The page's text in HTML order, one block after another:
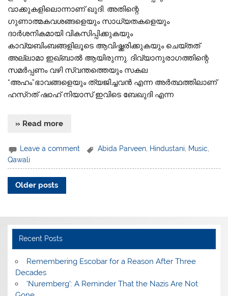
വാക്കുകളിലൊന്നാണ് ഖുദി. അതിന്റെ
ഗുണാത്മകവശങ്ങളെയും സാധ്യതകളെയും
ദാർശനികമായി വികസിപ്പിക്കുകയും
കാവ്യബിംബങ്ങളിലൂടെ ആവിഷ്ക്കരിക്കുകയും ചെയ്തത്
അല്ലാമാ ഇഖ്ബാൽ ആയിരുന്നു. ദിവ്യാനുരാഗത്തിന്റെ
സമർപ്പണം വഴി സ്വന്തത്തെയും സകല
“അഹം”ഭാവങ്ങളെയും ത്യജിച്ചവൻ എന്ന അർത്ഥത്തിലാണ്
ഹസ്‌റത്‌ ഷാഹ് നിയാസ് ഇവിടെ ബേഖുദി എന്ന
» Read more
Leave a comment Abida Parveen, Hindustani, Music,
Qawali
Older posts
Recent Posts
​Remembering Escobar for a Reason After Three
Decades
‘Nuremberg’: A Reminder That the Nazis Are Not